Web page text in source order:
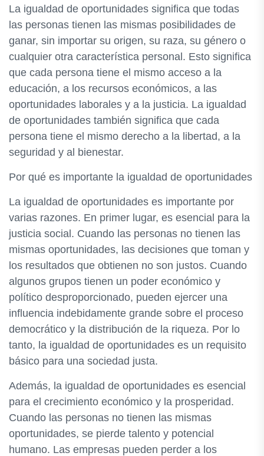
La igualdad de oportunidades significa que todas
las personas tienen las mismas posibilidades de
ganar, sin importar su origen, su raza, su género o
cualquier otra característica personal. Esto significa
que cada persona tiene el mismo acceso a la
educación, a los recursos económicos, a las
oportunidades laborales y a la justicia. La igualdad
de oportunidades también significa que cada
persona tiene el mismo derecho a la libertad, a la
seguridad y al bienestar.
Por qué es importante la igualdad de oportunidades
La igualdad de oportunidades es importante por
varias razones. En primer lugar, es esencial para la
justicia social. Cuando las personas no tienen las
mismas oportunidades, las decisiones que toman y
los resultados que obtienen no son justos. Cuando
algunos grupos tienen un poder económico y
político desproporcionado, pueden ejercer una
influencia indebidamente grande sobre el proceso
democrático y la distribución de la riqueza. Por lo
tanto, la igualdad de oportunidades es un requisito
básico para una sociedad justa.
Además, la igualdad de oportunidades es esencial
para el crecimiento económico y la prosperidad.
Cuando las personas no tienen las mismas
oportunidades, se pierde talento y potencial
humano. Las empresas pueden perder a los